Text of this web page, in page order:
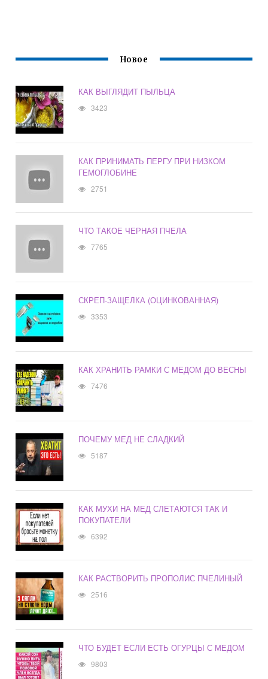
Новое
КАК ВЫГЛЯДИТ ПЫЛЬЦА
3423
КАК ПРИНИМАТЬ ПЕРГУ ПРИ НИЗКОМ
ГЕМОГЛОБИНЕ
2751
ЧТО ТАКОЕ ЧЕРНАЯ ПЧЕЛА
7765
СКРЕП-ЗАЩЕЛКА (ОЦИНКОВАННАЯ)
3353
КАК ХРАНИТЬ РАМКИ С МЕДОМ ДО ВЕСНЫ
7476
ПОЧЕМУ МЕД НЕ СЛАДКИЙ
5187
КАК МУХИ НА МЕД СЛЕТАЮТСЯ ТАК И
ПОКУПАТЕЛИ
6392
КАК РАСТВОРИТЬ ПРОПОЛИС ПЧЕЛИНЫЙ
2516
ЧТО БУДЕТ ЕСЛИ ЕСТЬ ОГУРЦЫ С МЕДОМ
9803